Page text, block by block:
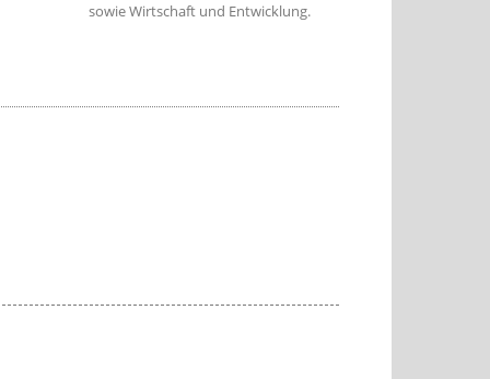
sowie Wirtschaft und Entwicklung.